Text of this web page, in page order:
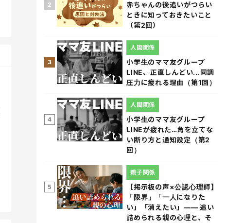
2
赤ちゃんの後追いがつらい
ときに知っておきたいこと
（第2回）
3
小学生のママ友グループ
LINE、正直しんどい...同調
圧力に疲れる理由（第1回）
人間関係
4
小学生のママ友グループ
LINEが疲れた…角を立てな
い断り方と通知設定（第2
回）
人間関係
5
【掲示板の声×公認心理師】
「限界」「一人になりた
い」「消えたい」―― 追い
詰められる親の心理と、そ
親子関係